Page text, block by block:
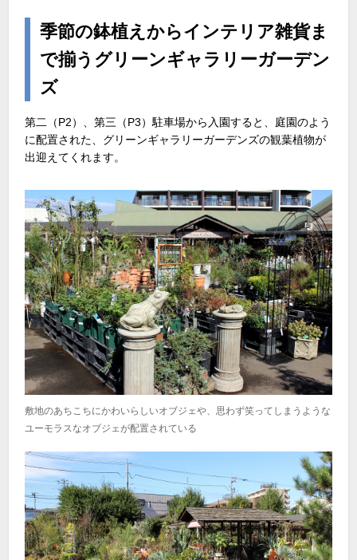
季節の鉢植えからインテリア雑貨ま
で揃うグリーンギャラリーガーデン
ズ
第二（P2）、第三（P3）駐車場から入園すると、庭園のよう
に配置された、グリーンギャラリーガーデンズの観葉植物が
出迎えてくれます。
敷地のあちこちにかわいらしいオブジェや、思わず笑ってしまうような
ユーモラスなオブジェが配置されている